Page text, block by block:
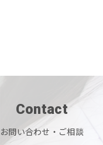
Contact
お問い合わせ・ご相談